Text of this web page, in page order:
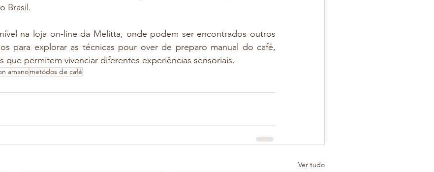
Brasil.
na loja on-line da Melitta, onde podem ser encontrados outros
para explorar as técnicas pour over de preparo manual do café,
que permitem vivenciar diferentes experiências sensoriais.
amanometódos de café
Ver tudo